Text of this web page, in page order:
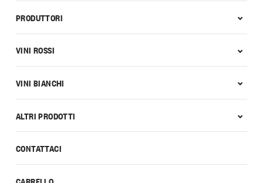
CONTATTACI
PRODUTTORI
VINI ROSSI
VINI BIANCHI
ALTRI PRODOTTI